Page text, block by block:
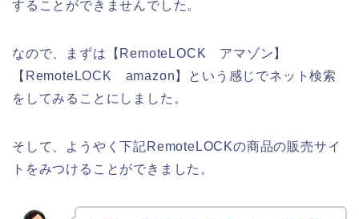
することができませんでした。
なので、まずは【RemoteLOCK アマゾン】
【RemoteLOCK amazon】という感じでネット検索
をしてみることにしました。
そして、ようやく下記RemoteLOCKの商品の販売サイ
トをみつけることができました。